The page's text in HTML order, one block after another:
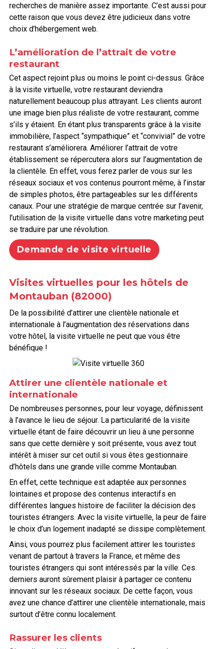
recherches de manière assez importante. C’est aussi pour
cette raison que vous devez être judicieux dans votre
choix d’hébergement web.
L’amélioration de l’attrait de votre
restaurant
Cet aspect rejoint plus ou moins le point ci-dessus. Grâce
à la visite virtuelle, votre restaurant deviendra
naturellement beaucoup plus attrayant. Les clients auront
une image bien plus réaliste de votre restaurant, comme
s’ils y étaient. En étant plus transparents grâce à la visite
immobilière, l’aspect “sympathique” et “convivial” de votre
restaurant s’améliorera. Améliorer l’attrait de votre
établissement se répercutera alors sur l’augmentation de
la clientèle. En effet, vous ferez parler de vous sur les
réseaux sociaux et vos contenus pourront même, à l’instar
de simples photos, être partageables sur les différents
canaux. Pour une stratégie de marque centrée sur l’avenir,
l’utilisation de la visite virtuelle dans votre marketing peut
se traduire par une révolution.
Demande de visite virtuelle
Visites virtuelles pour les hôtels de
Montauban (82000)
De la possibilité d’attirer une clientèle nationale et
internationale à l’augmentation des réservations dans
votre hôtel, la visite virtuelle ne peut que vous être
bénéfique !
Attirer une clientèle nationale et
internationale
De nombreuses personnes, pour leur voyage, définissent
à l’avance le lieu de séjour. La particularité de la visite
virtuelle étant de faire découvrir un lieu à une personne
sans que cette dernière y soit présente, vous avez tout
intérêt à miser sur cet outil si vous êtes gestionnaire
d’hôtels dans une grande ville comme Montauban.
En effet, cette technique est adaptée aux personnes
lointaines et propose des contenus interactifs en
différentes langues histoire de faciliter la décision des
touristes étrangers. Avec la visite virtuelle, la peur de faire
le choix d’un logement inadapté se dissipe complètement.
Ainsi, vous pourrez plus facilement attirer les touristes
venant de partout à travers la France, et même des
touristes étrangers qui sont intéressés par la ville. Ces
derniers auront sûrement plaisir à partager ce contenu
innovant sur les réseaux sociaux. De cette façon, vous
avez une chance d’attirer une clientèle internationale, mais
surtout d’être connu localement.
Rassurer les clients